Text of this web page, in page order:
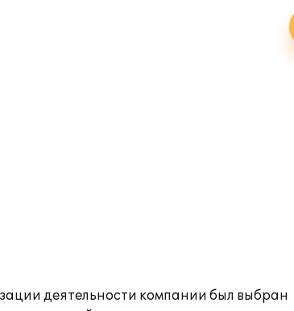
деятельности компании был выбран